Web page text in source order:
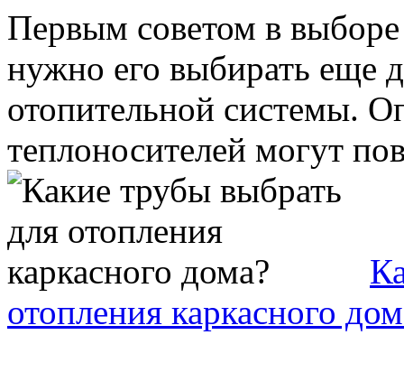
Первым советом в
нужно его выбирать еще
отопительной системы.
теплоносителей могут
отопления каркасного